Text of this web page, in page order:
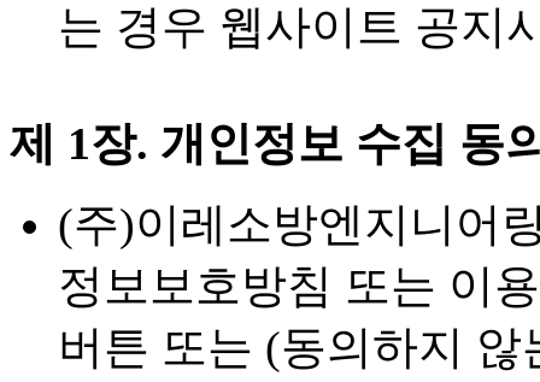
는 경우 웹사이트 공지
제 1장. 개인정보 수집 동
(주)이레소방엔지니어
정보보호방침 또는 이
버튼 또는 (동의하지